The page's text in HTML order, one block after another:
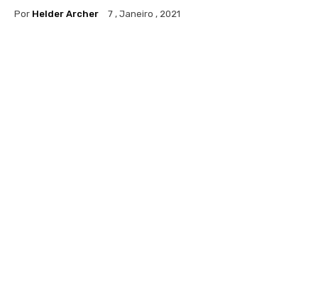
Por Helder Archer 7 , Janeiro , 2021